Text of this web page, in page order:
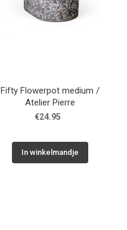
Fifty Flowerpot medium /
Atelier Pierre
€24.95
In winkelmandje